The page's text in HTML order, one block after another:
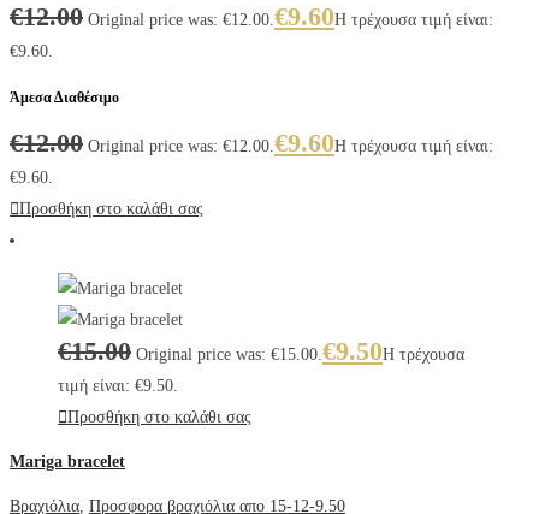
€12.00 Original price was: €12.00.€9.60Η τρέχουσα τιμή είναι:
€9.60.
Άμεσα Διαθέσιμο
€12.00 Original price was: €12.00.€9.60Η τρέχουσα τιμή είναι:
€9.60.
Προσθήκη στο καλάθι σας
€15.00 Original price was: €15.00.€9.50Η τρέχουσα
τιμή είναι: €9.50.
Προσθήκη στο καλάθι σας
Mariga bracelet
Βραχιόλια, Προσφορα βραχιόλια απο 15-12-9.50